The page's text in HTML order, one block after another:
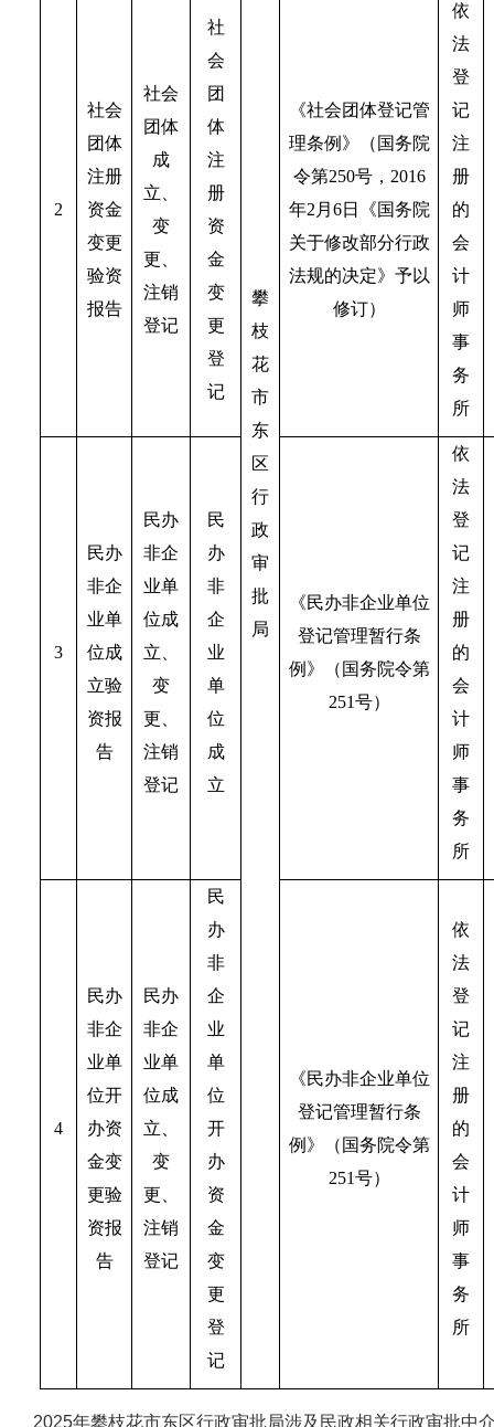
攀
枝
花
市
东
区
行
政
审
批
局
2
社会
团体
注册
资金
变更
验资
报告
社会
团体
成
立、
变
更、
注销
登记
社
会
团
体
注
册
资
金
变
更
登
记
《社会团体登记管
理条例》（国务院
令第250号，2016
年2月6日《国务院
关于修改部分行政
法规的决定》予以
修订）
依
法
登
记
注
册
的
会
计
师
事
务
所
3
民办
非企
业单
位成
立验
资报
告
民办
非企
业单
位成
立、
变
更、
注销
登记
民
办
非
企
业
单
位
成
立
《民办非企业单位
登记管理暂行条
例》（国务院令第
251号）
依
法
登
记
注
册
的
会
计
师
事
务
所
4
民办
非企
业单
位开
办资
金变
更验
资报
告
民办
非企
业单
位成
立、
变
更、
注销
登记
民
办
非
企
业
单
位
开
办
资
金
变
更
登
记
《民办非企业单位
登记管理暂行条
例》（国务院令第
251号）
依
法
登
记
注
册
的
会
计
师
事
务
所
2025年攀枝花市东区行政审批局涉及民政相关行政审批中